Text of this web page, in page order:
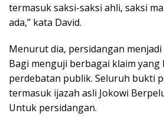
termasuk saksi-saksi ahli, saksi
ada,” kata David.
Menurut dia, persidangan
Bagi menguji berbagai klaim yang
perdebatan publik. Seluruh bukti
termasuk ijazah asli Jokowi
Untuk persidangan.